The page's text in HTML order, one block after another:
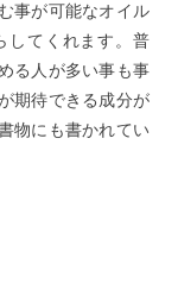
事が可能なオイル
してくれます。普
る人が多い事も事
期待できる成分が
物にも書かれてい